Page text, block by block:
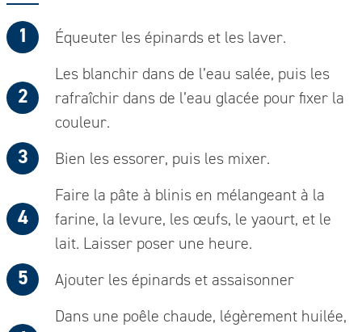
Équeuter les épinards et les laver.
Les blanchir dans de l’eau salée, puis les
rafraîchir dans de l’eau glacée pour fixer la
couleur.
Bien les essorer, puis les mixer.
Faire la pâte à blinis en mélangeant à la
farine, la levure, les œufs, le yaourt, et le
lait. Laisser poser une heure.
Ajouter les épinards et assaisonner
Dans une poêle chaude, légèrement huilée,